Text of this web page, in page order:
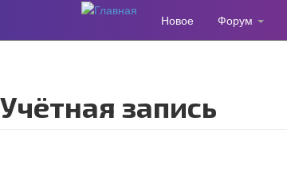
содержанию
Новое Форум
Учётная запись